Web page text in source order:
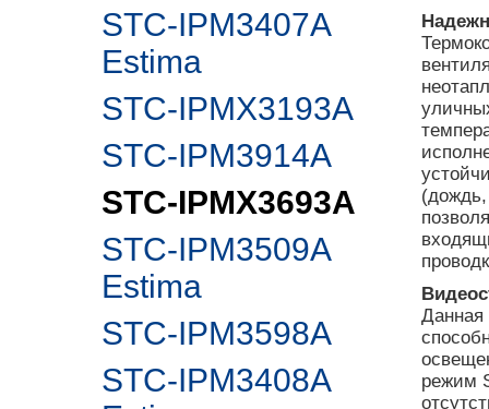
STC-IPM3407A
Estima
STC-IPMX3193A
STC-IPM3914A
STC-IPMX3693A
STC-IPM3509A
Estima
STC-IPM3598A
STC-IPM3408A
режим